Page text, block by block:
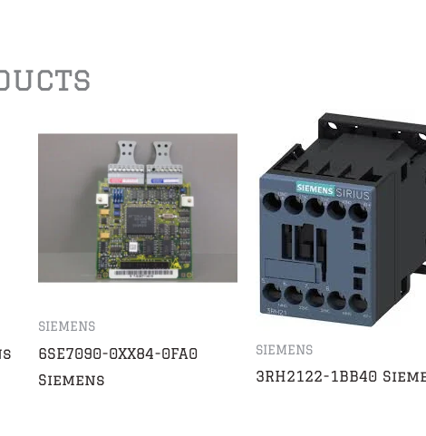
SIEMENS
6SE7090-0XX84-0FA0
Siemens
SIEMENS
3RH2122-1BB40